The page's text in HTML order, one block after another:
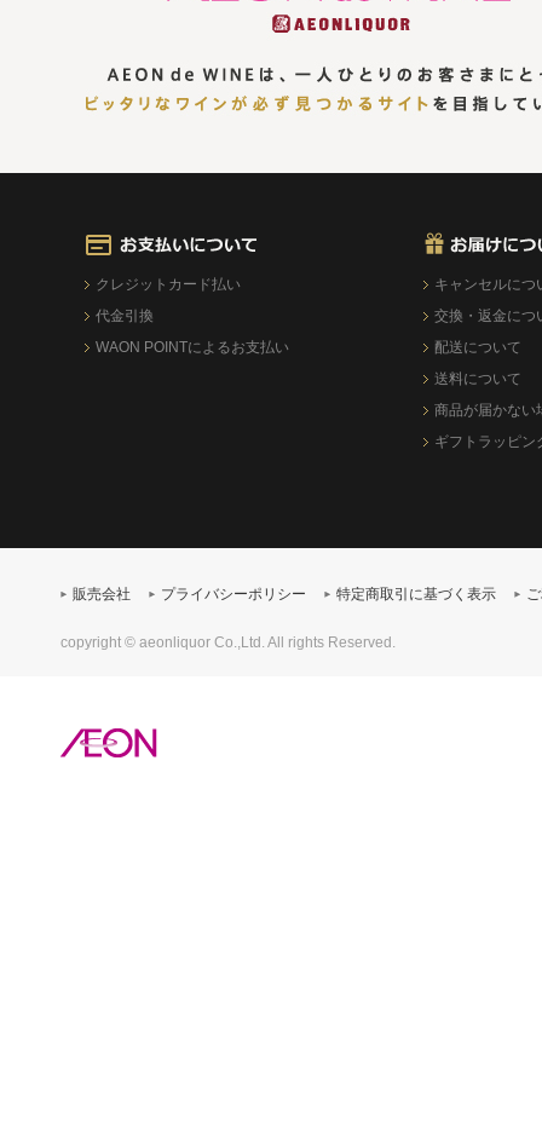
クレジットカード払い
代金引換
WAON POINTによるお支払い
キャンセルにつ
交換・返金につ
配送について
送料について
商品が届かない
ギフトラッピン
販売会社 プライバシーポリシー 特定商取引に基づく表示
copyright © aeonliquor Co.,Ltd. All rights Reserved.